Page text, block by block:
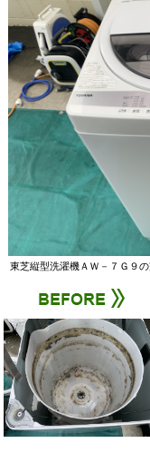
東芝縦型洗濯機ＡＷ－７Ｇ９